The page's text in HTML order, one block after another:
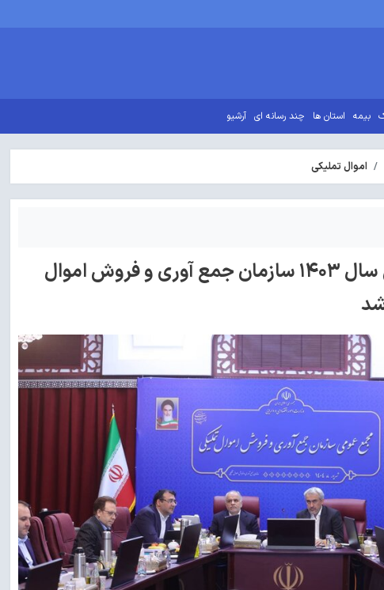
بیمه استان ها چند رسانه ای آرشیو
اموال تملیکی
صورت های مالی سال ۱۴۰۳ سازمان جمع آوری و فروش اموال